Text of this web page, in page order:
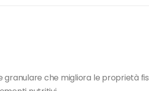
granulare che migliora le proprietà